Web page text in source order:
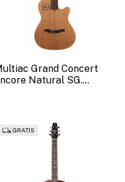
Grand Concert
Natural SG.
GRATIS